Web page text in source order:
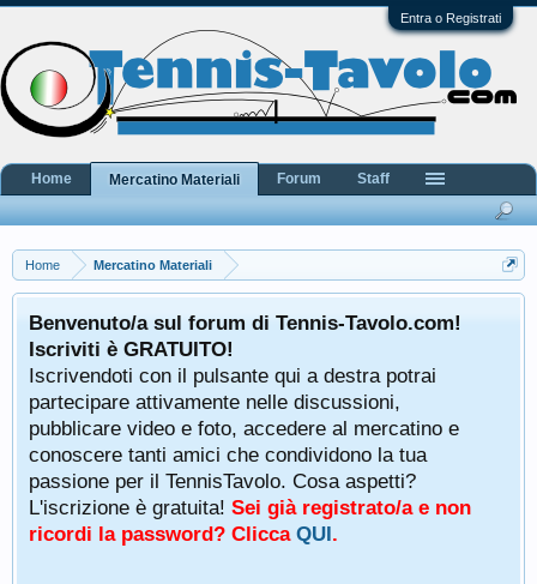
Entra o Registrati
Home Mercatino Materiali
Benvenuto/a sul forum di Tennis-Tavolo.com!
Iscriviti è GRATUITO!
Iscrivendoti con il pulsante qui a destra potrai
partecipare attivamente nelle discussioni,
pubblicare video e foto, accedere al mercatino e
conoscere tanti amici che condividono la tua
passione per il TennisTavolo. Cosa aspetti?
L'iscrizione è gratuita! Sei già registrato/a e non
ricordi la password? Clicca QUI.
Home Mercatino Materiali Forum Staff